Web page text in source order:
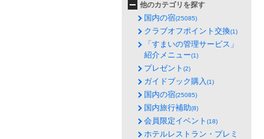
他のカテゴリを探す
国内の宿(25085)
クラブオフポイント交換(1)
「すまいの管理サービス」
紹介メニュー(1)
プレゼント (2)
ガイドブック購入(1)
国内の宿(25085)
国内旅行補助(8)
会員限定イベント (18)
ホテルレストラン・プレミ